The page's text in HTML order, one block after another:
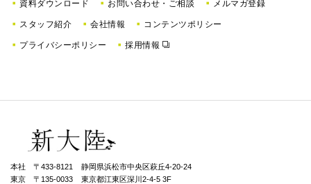
資料ダウンロード お問い合わせ・ご相談 メルマガ登録
スタッフ紹介 会社情報 コンテンツポリシー
プライバシーポリシー 採用情報
本社 〒433-8121
静岡県浜松市中央区萩丘4-20-24
東京 〒135-0033
東京都江東区深川2-4-5 3F